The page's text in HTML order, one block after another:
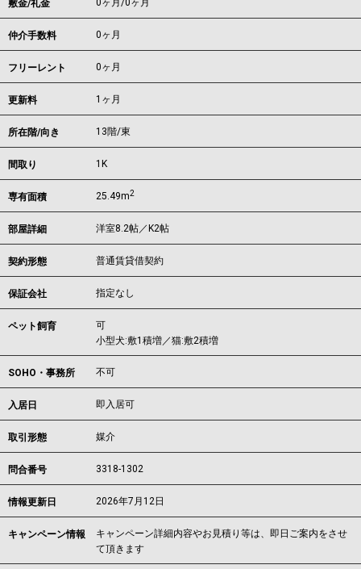
敷金/礼金 0ヶ月/0ヶ月
仲介手数料 0ヶ月
フリーレント 0ヶ月
更新料 1ヶ月
所在階/向き 13階/東
間取り 1K
専有面積 25.49m2
部屋詳細 洋室8.2帖／K2帖
契約形態 普通賃貸借契約
保証会社 指定なし
ペット飼育
可
小型犬:敷1積増／猫:敷2積増
SOHO・事務所 不可
入居日 即入居可
取引形態 媒介
問合番号 3318-1302
情報更新日 2026年7月12日
キャンペーン情報
キャンペーン詳細内容やお見積り等は、即日ご案内をさせ
て頂きます